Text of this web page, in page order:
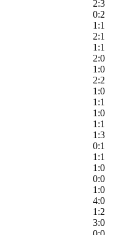
2:3
0:2
1:1
2:1
1:1
2:0
1:0
2:2
1:0
1:1
1:0
1:1
1:3
0:1
1:1
1:0
0:0
1:0
4:0
1:2
3:0